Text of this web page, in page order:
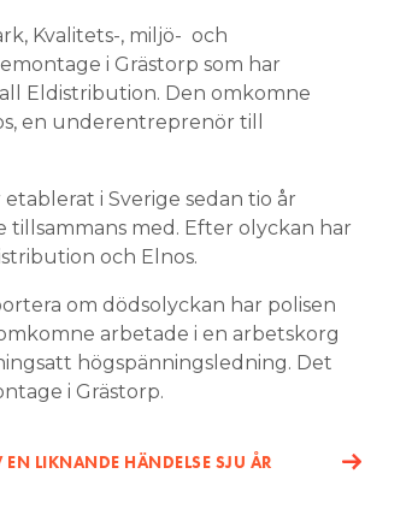
Kvalitets-, miljö- och
i Grästorp som har
Eldistribution. Den omkomne
en underentreprenör till
i Sverige sedan tio år
tillsammans med. Efter olyckan har
och Elnos.
om dödsolyckan har polisen
arbetade i en arbetskorg
högspänningsledning. Det
i Grästorp.
LIKNANDE HÄNDELSE SJU ÅR